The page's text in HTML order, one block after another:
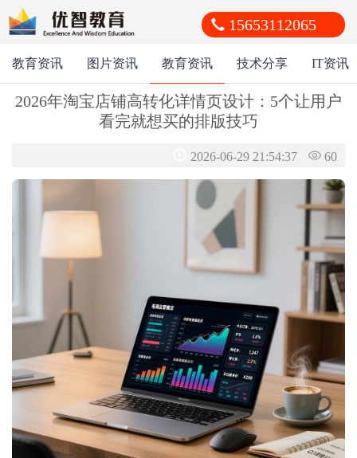
15653112065
教育资讯 图片资讯 教育资讯 技术分享 IT资讯
2026年淘宝店铺高转化详情页设计：5个让用户
看完就想买的排版技巧
2026-06-29 21:54:37 60